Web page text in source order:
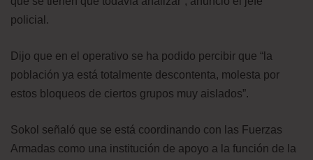
policial.
Dijo que en el operativo se ha podido percibir que “la
población ya está totalmente descontenta, molesta por
estos bloqueos de ciertos grupos muy aislados”.
Sokol señaló que se está coordinando con las Fuerzas
Armadas como una institución de apoyo a la función de la